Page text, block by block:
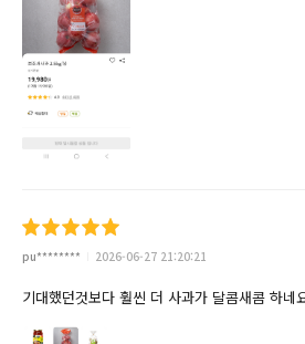
pu******** 2026-06-27 21:20:21
기대했던것보다 훨씬 더 사과가 달콤새콤 하네